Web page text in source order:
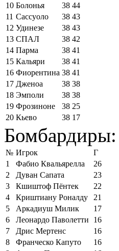
10 Болонья 38 44
11 Сассуоло 38 43
12 Удинезе 38 43
13 СПАЛ 38 42
14 Парма 38 41
15 Кальяри 38 41
16 Фиорентина 38 41
17 Дженоа 38 38
18 Эмполи 38 38
19 Фрозиноне 38 25
20 Кьево 38 17
Бомбардиры:
№ Игрок
Г
1
Фабио Квальярелла
26
2
Дуван Сапата
23
3
Кшиштоф Пёнтек
22
4
Криштиану Роналду
21
5
Аркадиуш Милик
17
6
Леонардо Паволетти
16
7
Дрис Мертенс
16
8
Франческо Капуто
16